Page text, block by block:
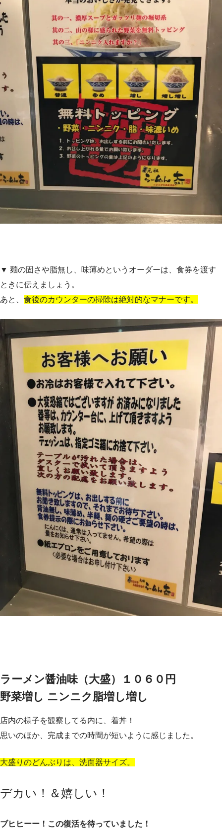
▼ 麺の固さや脂無し、味薄めというオーダーは、食券を渡す
ときに伝えましょう。
あと、 食後のカウンターの掃除は絶対的なマナーです。
ラーメン醤油味（大盛）１０６０円
野菜増し ニンニク脂増し増し
店内の様子を観察してる内に、着丼！
思いのほか、完成までの時間が短いように感じました。
大盛りのどんぶりは、洗面器サイズ。
デカい！＆嬉しい！
ブヒヒーー！この復活を待っていました！